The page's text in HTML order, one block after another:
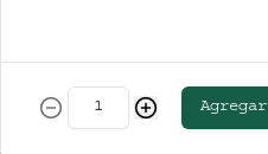
Agregar